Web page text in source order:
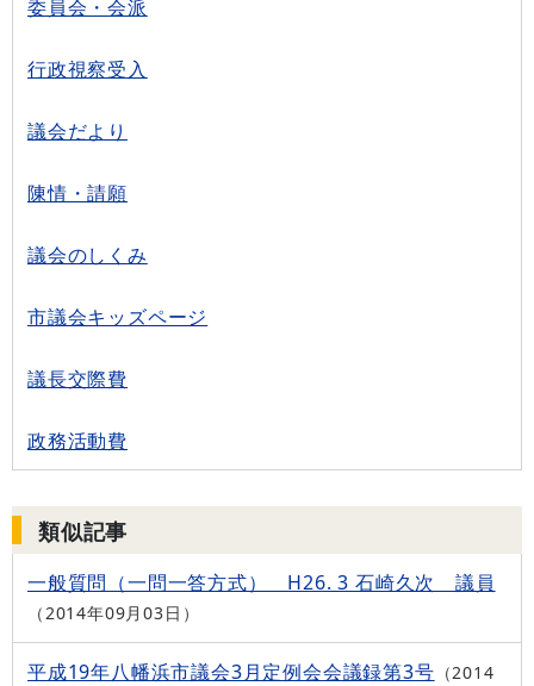
委員会・会派
行政視察受入
議会だより
陳情・請願
議会のしくみ
市議会キッズページ
議長交際費
政務活動費
類似記事
一般質問（一問一答方式） H26. 3 石崎久次 議員
2014年09月03日
平成19年八幡浜市議会3月定例会会議録第3号
2014